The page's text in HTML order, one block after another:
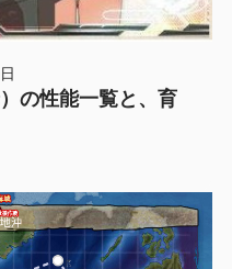
の性能一覧と、育